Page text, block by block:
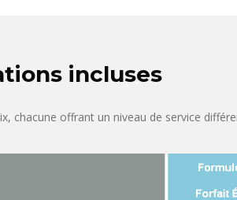
incluses
chacune offrant un niveau de service